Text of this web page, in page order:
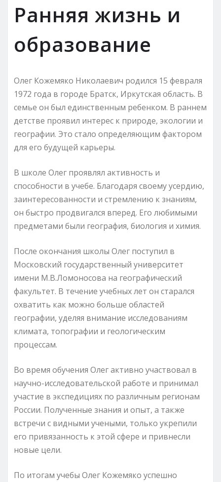
Ранняя жизнь и
образование
Олег Кожемяко Николаевич родился 15 февраля
1972 года в городе Братск, Иркутская область. В
семье он был единственным ребенком. В раннем
детстве проявил интерес к природе, экологии и
географии. Это стало определяющим фактором
для его будущей карьеры.
В школе Олег проявлял активность и
способности в учебе. Благодаря своему усердию,
заинтересованности и стремлению к знаниям,
он быстро продвигался вперед. Его любимыми
предметами были география, биология и химия.
После окончания школы Олег поступил в
Московский государственный университет
имени М.В.Ломоносова на географический
факультет. В течение учебных лет он старался
охватить как можно больше областей
географии, уделяя внимание исследованиям
климата, топографии и геологическим
процессам.
Во время обучения Олег активно участвовал в
научно-исследовательской работе и принимал
участие в экспедициях по различным регионам
России. Полученные знания и опыт, а также
встречи с видными учеными, только укрепили
его привязанность к этой сфере и привнесли
новые цели.
По итогам учебы Олег Кожемяко успешно